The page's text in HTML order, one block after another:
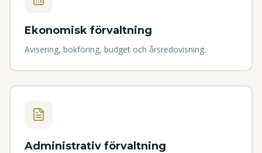
Ekonomisk förvaltning
Avisering, bokföring, budget och årsredovisning.
Administrativ förvaltning